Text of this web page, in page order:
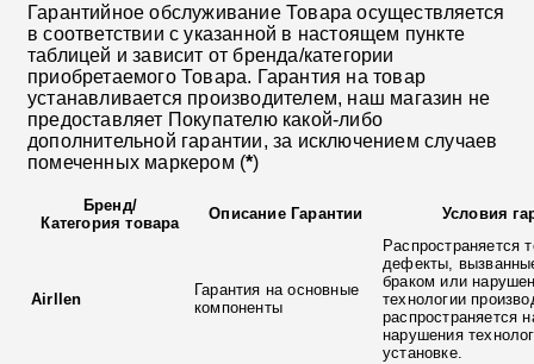
Гарантийное обслуживание Товара осуществляется
в соответствии с указанной в настоящем пункте
таблицей и зависит от бренда/категории
приобретаемого Товара. Гарантия на товар
устанавливается производителем, наш магазин не
предоставляет Покупателю какой-либо
дополнительной гарантии, за исключением случаев
помеченных маркером (*)
Бренд/
Категория товара
Описание Гарантии Условия
Airllen
Гарантия на основные
компоненты
Распространяется
дефекты,
браком или
технологии
распространяется
нарушения
установке.